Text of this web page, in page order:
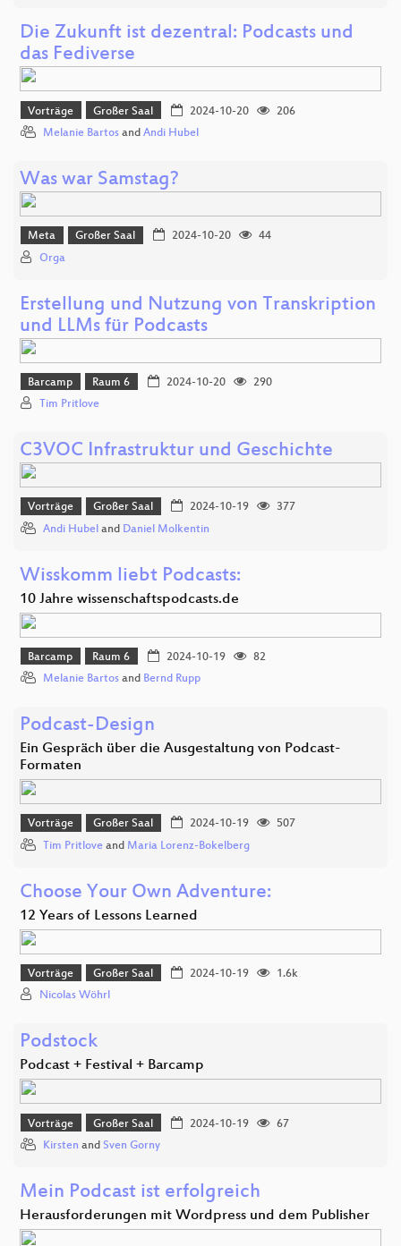
Die Zukunft ist dezentral: Podcasts und
das Fediverse
Vorträge Großer Saal 2024-10-20
206
Melanie Bartos and Andi Hubel
Was war Samstag?
Meta Großer Saal 2024-10-20
44
Orga
Erstellung und Nutzung von Transkription
und LLMs für Podcasts
Barcamp Raum 6 2024-10-20
290
Tim Pritlove
C3VOC Infrastruktur und Geschichte
Vorträge Großer Saal 2024-10-19
377
Andi Hubel and Daniel Molkentin
Wisskomm liebt Podcasts:
10 Jahre wissenschaftspodcasts.de
Barcamp Raum 6 2024-10-19
82
Melanie Bartos and Bernd Rupp
Podcast-Design
Ein Gespräch über die Ausgestaltung von Podcast-
Formaten
Vorträge Großer Saal 2024-10-19
507
Tim Pritlove and Maria Lorenz-Bokelberg
Choose Your Own Adventure:
12 Years of Lessons Learned
Vorträge Großer Saal 2024-10-19
1.6k
Nicolas Wöhrl
Podstock
Podcast + Festival + Barcamp
Vorträge Großer Saal 2024-10-19
67
Kirsten and Sven Gorny
Mein Podcast ist erfolgreich
Herausforderungen mit Wordpress und dem Publisher